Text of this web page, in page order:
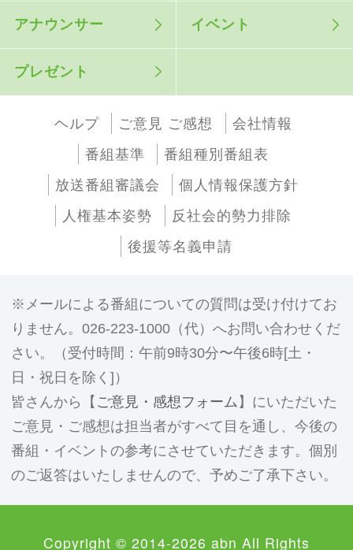
アナウンサー イベント
プレゼント
ヘルプ ご意見 ご感想
会社情報
番組基準
番組種別番組表
放送番組審議会
個人情報保護方針
人権基本姿勢
反社会的勢力排除
後援等名義申請
メールによる番組についての質問は受け付けてお
りません。026-223-1000（代）へお問い合わせくだ
さい。（受付時間：午前9時30分〜午後6時[土・
日・祝日を除く]）
皆さんから【 ご意見・感想フォーム 】にいただいた
ご意見・ご感想は担当者がすべて目を通し、今後の
番組・イベントの参考にさせていただきます。個別
のご返答はいたしませんので、予めご了承下さい。
Copyright © 2014-2026 abn All Rights